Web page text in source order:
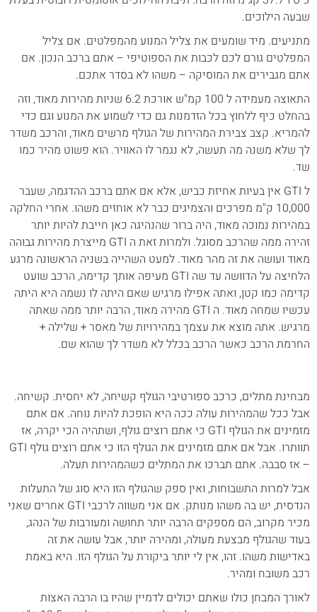
שבעה הילוכים.
מתניעים. מיד שומעים את צליל המנוע מהמפלטים. אם צליל
המפלטים גורם לכם לכבות את הספוטיפי – אתם ברכב הנכון. אם
אתם מגבירים את המוסיקה – משהו לא בסדר אתכם.
התאוצה מעמידה ל 100 קמ"ש אורכת 6.2 שניות מהירות מאוד, וזה
בהחלט כיף ללחוץ בכל הזדמנות גם כדי לשמוע את המנוע וגם כדי
להמריא. קצב צבירת המהירות של הגולף מרשים מאוד, והרכב משדר
לך שלא משנה מה תעשה, לא נגמר לו האוויר. הוא פשוט מהיר כמו
שד.
ל GTI אין בעיות אחיזת כביש, אלא אם אתם ברכב ההדגמה, שעבר
10,000 ק"מ מפרכים והצמיגים כבר לא אוחזים משהו. אחרי החלקה
במהירות נמוכה מאוד, היה ברור שהנהיגה כאן חייבת להיות יותר
זהירה ממה שהרכב מסוגל. ולמרות זאת ה GTI מייצרת מהירות גבוהה
מאוד ועושה את זה מהר מאוד. למעט השהייה בשניה הראשונה מרגע
הלחיצה על הדוושה עד שה GTI מעיפה אותך קדימה, הרכב שועט
קדימה כמו קטן, ואתה אפילו מרגיש שאם היתה לו נשמה היא היתה
עכשיו שמחה מאוד. ה GTI מהירה מאוד, הרבה יותר ממה שאתה
מרגיש. אתה מוצא את עצמך במהירויות של מאסר + שלילה +
החרמת הרכב כאשר הרכב בכלל לא משדר לך שהוא שם.
מבחינת מתלים, כרכב ספורטיבי הגולף קשיחה, לא יחסית. קשיחה.
אבל ככל שהמהירות עולה ככה היא הופכת להיות נוחה. אם אתם
מזמינים את הגולף GTI כי אתם רוצים גולף, ושתהיה הכי יקרה, אז
תוותרו. אבל אם אתם מזמינים את הגולף הזו כי אתם רוצים גולף GTI
– אז סבבה. אתם תברכו את המתלים כשהמהירות תעלה.
אבל למרות התשבוחות, ואין ספק שהגולף הזו היא סוג של התעלות
הנדסית, יש בה משהו מנותק. אם אני משווה לרכבי GTI אחרים שאני
מכיר מקרוב, הם מספקים הרבה יותר תחושה ומעורבות של הנהג,
בעוד שהגולף מבצעת מעולה, ומהירה יותר, אבל עושה את זה
באדישות משהו. זהו, אין לי יותר ביקורת על הגולף הזו. היא באמת
רכב משובח ומהיר.
לאורך המבחן כולו שאתם יכולים לדמיין שהיו בו הרבה האצות